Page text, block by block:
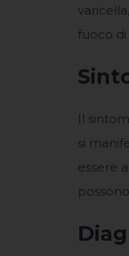
fuoco di
Il
si
essere